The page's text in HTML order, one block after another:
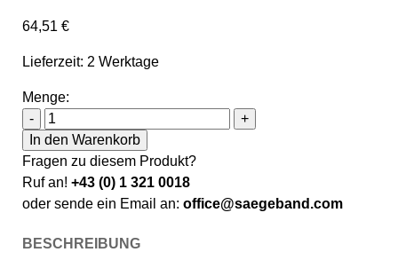
64,51 €
Lieferzeit: 2 Werktage
Menge:
-
Sawline M51 Bimetall Cutforce Ultra X-Treme
+
In den Warenkorb
Fragen zu diesem Produkt?
Ruf an! +43 (0) 1 321 0018
oder sende ein Email an: office@saegeband.com
BESCHREIBUNG